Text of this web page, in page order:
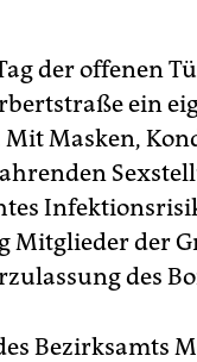
der offenen
ein
Mit Masken,
Mitglieder der
des
Bezirksamts